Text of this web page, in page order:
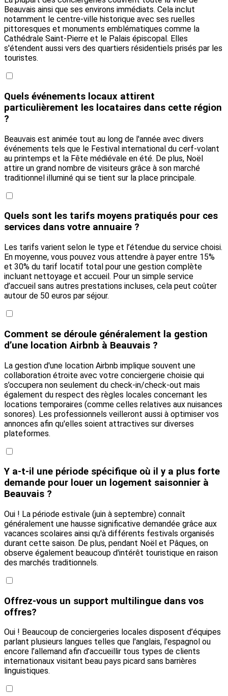
Beauvais ainsi que ses environs immédiats. Cela inclut
notamment le centre-ville historique avec ses ruelles
pittoresques et monuments emblématiques comme la
Cathédrale Saint-Pierre et le Palais épiscopal. Elles
s'étendent aussi vers des quartiers résidentiels prisés par les
touristes.
Quels événements locaux attirent
particulièrement les locataires dans cette région
?
Beauvais est animée tout au long de l'année avec divers
événements tels que le Festival international du cerf-volant
au printemps et la Fête médiévale en été. De plus, Noël
attire un grand nombre de visiteurs grâce à son marché
traditionnel illuminé qui se tient sur la place principale.
Quels sont les tarifs moyens pratiqués pour ces
services dans votre annuaire ?
Les tarifs varient selon le type et l’étendue du service choisi.
En moyenne, vous pouvez vous attendre à payer entre 15%
et 30% du tarif locatif total pour une gestion complète
incluant nettoyage et accueil. Pour un simple service
d’accueil sans autres prestations incluses, cela peut coûter
autour de 50 euros par séjour.
Comment se déroule généralement la gestion
d’une location Airbnb à Beauvais ?
La gestion d'une location Airbnb implique souvent une
collaboration étroite avec votre conciergerie choisie qui
s’occupera non seulement du check-in/check-out mais
également du respect des règles locales concernant les
locations temporaires (comme celles relatives aux nuisances
sonores). Les professionnels veilleront aussi à optimiser vos
annonces afin qu'elles soient attractives sur diverses
plateformes.
Y a-t-il une période spécifique où il y a plus forte
demande pour louer un logement saisonnier à
Beauvais ?
Oui ! La période estivale (juin à septembre) connaît
généralement une hausse significative demandée grâce aux
vacances scolaires ainsi qu'à différents festivals organisés
durant cette saison. De plus, pendant Noël et Pâques, on
observe également beaucoup d'intérêt touristique en raison
des marchés traditionnels.
Offrez-vous un support multilingue dans vos
offres?
Oui ! Beaucoup de conciergeries locales disposent d’équipes
parlant plusieurs langues telles que l'anglais, l'espagnol ou
encore l’allemand afin d’accueillir tous types de clients
internationaux visitant beau pays picard sans barrières
linguistiques.